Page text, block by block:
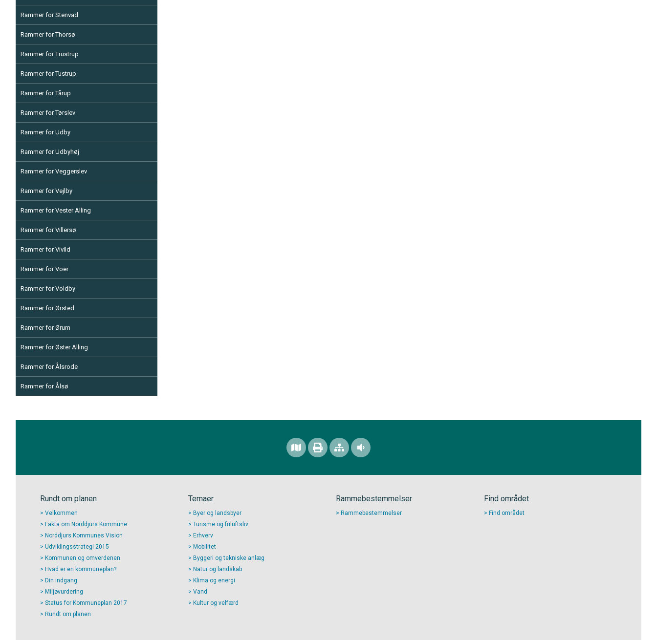
Rammer for Stenvad
Rammer for Thorsø
Rammer for Trustrup
Rammer for Tustrup
Rammer for Tårup
Rammer for Tørslev
Rammer for Udby
Rammer for Udbyhøj
Rammer for Veggerslev
Rammer for Vejlby
Rammer for Vester Alling
Rammer for Villersø
Rammer for Vivild
Rammer for Voer
Rammer for Voldby
Rammer for Ørsted
Rammer for Ørum
Rammer for Øster Alling
Rammer for Ålsrode
Rammer for Ålsø
Rundt om planen
Velkommen
Fakta om Norddjurs Kommune
Norddjurs Kommunes Vision
Udviklingsstrategi 2015
Kommunen og omverdenen
Hvad er en kommuneplan?
Din indgang
Miljøvurdering
Status for Kommuneplan 2017
Rundt om planen
Temaer
Byer og landsbyer
Turisme og friluftsliv
Erhverv
Mobilitet
Byggeri og tekniske anlæg
Natur og landskab
Klima og energi
Vand
Kultur og velfærd
Rammebestemmelser
Rammebestemmelser
Find området
Find området